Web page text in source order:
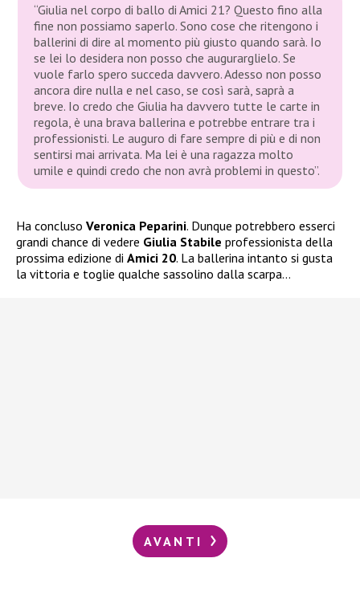
“Giulia nel corpo di ballo di Amici 21? Questo fino alla
fine non possiamo saperlo. Sono cose che ritengono i
ballerini di dire al momento più giusto quando sarà. Io
se lei lo desidera non posso che augurarglielo. Se
vuole farlo spero succeda davvero. Adesso non posso
ancora dire nulla e nel caso, se così sarà, saprà a
breve. Io credo che Giulia ha davvero tutte le carte in
regola, è una brava ballerina e potrebbe entrare tra i
professionisti. Le auguro di fare sempre di più e di non
sentirsi mai arrivata. Ma lei è una ragazza molto
umile e quindi credo che non avrà problemi in questo”.
Ha concluso Veronica Peparini. Dunque potrebbero esserci
grandi chance di vedere Giulia Stabile professionista della
prossima edizione di Amici 20. La ballerina intanto si gusta
la vittoria e toglie qualche sassolino dalla scarpa…
AVANTI